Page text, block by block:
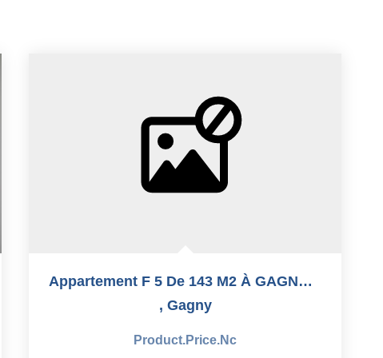
Appartement F 5 De 143 M2 À GAGNY Centre
, Gagny
Product.price.nc